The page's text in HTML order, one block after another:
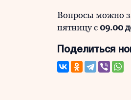
Вопросы можно
пятницу с 09.00
Поделиться